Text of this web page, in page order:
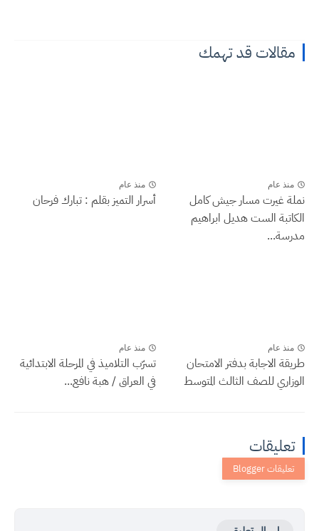
مقالات قد تهمك
منذ عام
نملة غيرت مسار جيش كامل
الكاتبة الست هديل ابراهيم
مدرسة...
منذ عام
أسرار التميز بقلم : تبارك فرحان
منذ عام
طريقة الاجابة بدفتر الامتحان
الوزاري للصف الثالث المتوسط
منذ عام
تسرّب التلاميذ في المرحلة الابتدائية
في العراق / هبة نافع...
تعليقات